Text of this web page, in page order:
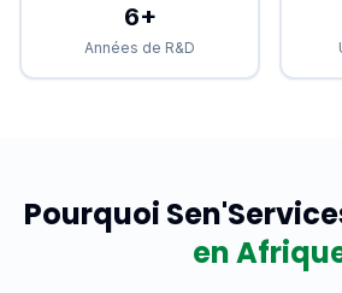
6+
Années de R&D
Pourquoi
en